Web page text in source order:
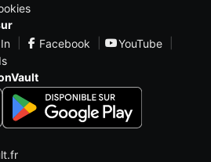
Facebook
YouTube